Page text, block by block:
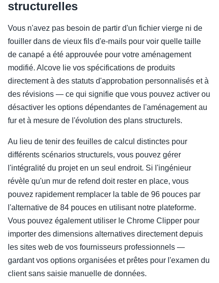
structurelles
Vous n'avez pas besoin de partir d'un fichier vierge ni de
fouiller dans de vieux fils d'e-mails pour voir quelle taille
de canapé a été approuvée pour votre aménagement
modifié. Alcove lie vos spécifications de produits
directement à des statuts d'approbation personnalisés et à
des révisions — ce qui signifie que vous pouvez activer ou
désactiver les options dépendantes de l'aménagement au
fur et à mesure de l'évolution des plans structurels.
Au lieu de tenir des feuilles de calcul distinctes pour
différents scénarios structurels, vous pouvez gérer
l'intégralité du projet en un seul endroit. Si l'ingénieur
révèle qu'un mur de refend doit rester en place, vous
pouvez rapidement remplacer la table de 96 pouces par
l'alternative de 84 pouces en utilisant notre plateforme.
Vous pouvez également utiliser le Chrome Clipper pour
importer des dimensions alternatives directement depuis
les sites web de vos fournisseurs professionnels —
gardant vos options organisées et prêtes pour l'examen du
client sans saisie manuelle de données.